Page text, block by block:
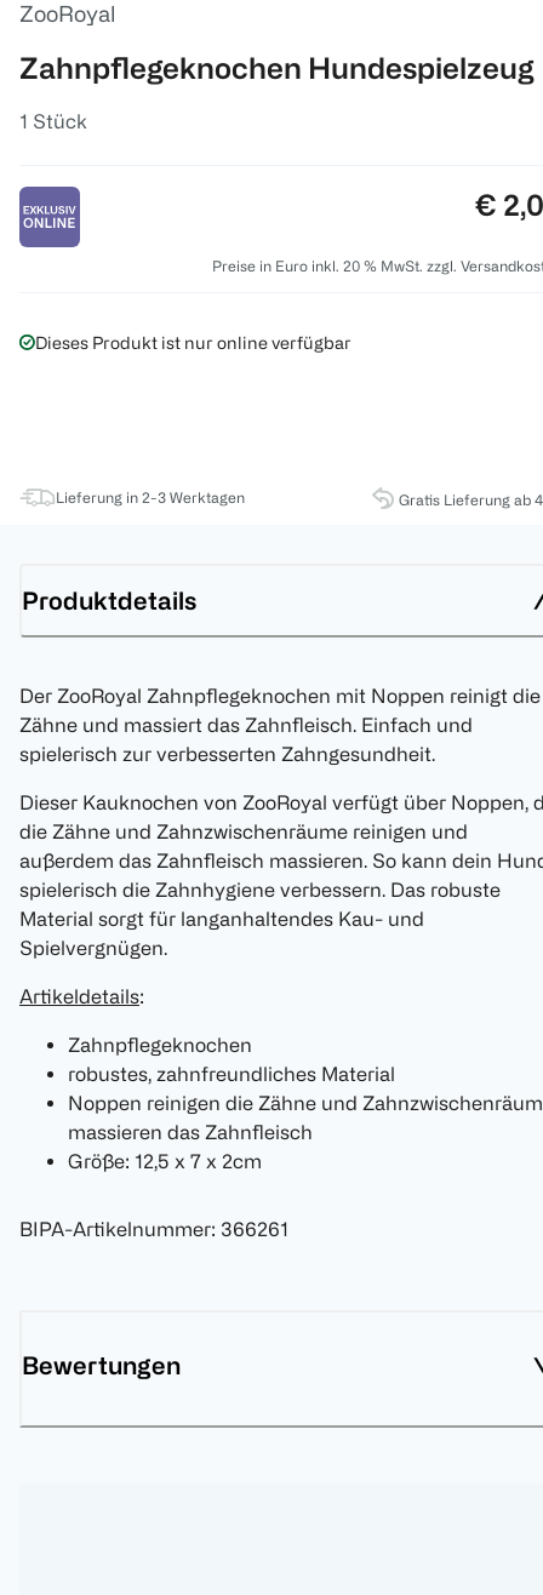
ZooRoyal
Zahnpflegeknochen Hundespielzeug
1 Stück
€
Preise in Euro inkl. 20 % MwSt. zzgl.
Dieses Produkt ist nur online verfügbar
Lieferung in 2-3 Werktagen Gratis Lieferung ab
Produktdetails
Der ZooRoyal Zahnpflegeknochen mit Noppen reinigt die
Zähne und massiert das Zahnfleisch. Einfach und
spielerisch zur verbesserten Zahngesundheit.
Dieser Kauknochen von ZooRoyal verfügt über Noppen,
die Zähne und Zahnzwischenräume reinigen und
außerdem das Zahnfleisch massieren. So kann dein
spielerisch die Zahnhygiene verbessern. Das robuste
Material sorgt für langanhaltendes Kau- und
Spielvergnügen.
Artikeldetails:
Zahnpflegeknochen
robustes, zahnfreundliches Material
Noppen reinigen die Zähne und
massieren das Zahnfleisch
Größe: 12,5 x 7 x 2cm
BIPA-Artikelnummer: 366261
Bewertungen